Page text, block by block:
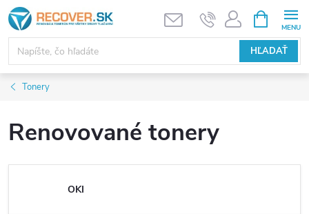
Prejsť
na
obsah
HĽADAŤ
KOŠÍK
Tonery
Renovované tonery
OKI